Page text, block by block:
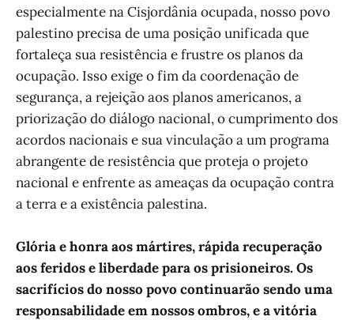
especialmente na Cisjordânia ocupada, nosso povo
palestino precisa de uma posição unificada que
fortaleça sua resistência e frustre os planos da
ocupação. Isso exige o fim da coordenação de
segurança, a rejeição aos planos americanos, a
priorização do diálogo nacional, o cumprimento dos
acordos nacionais e sua vinculação a um programa
abrangente de resistência que proteja o projeto
nacional e enfrente as ameaças da ocupação contra
a terra e a existência palestina.
Glória e honra aos mártires, rápida recuperação
aos feridos e liberdade para os prisioneiros. Os
sacrifícios do nosso povo continuarão sendo uma
responsabilidade em nossos ombros, e a vitória